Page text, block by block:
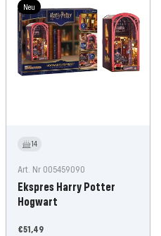
Neu
14
Art. Nr 005459090
Ekspres Harry Potter
Hogwart
Oferta
€51,49